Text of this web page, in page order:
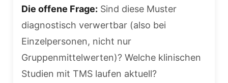
Die offene Frage: Sind diese Muster
diagnostisch verwertbar (also bei
Einzelpersonen, nicht nur
Gruppenmittelwerten)? Welche klinischen
Studien mit TMS laufen aktuell?